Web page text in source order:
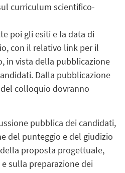
curriculum scientifico-
poi gli esiti e la data di
con il relativo link per il
in vista della pubblicazione
Dalla pubblicazione
colloquio dovranno
pubblica dei candidati,
del punteggio e del giudizio
proposta progettuale,
sulla preparazione dei